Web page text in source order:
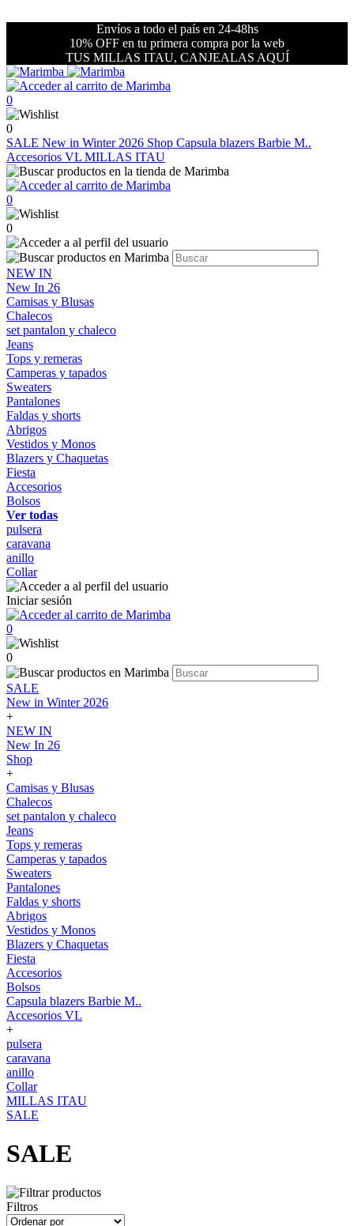
Envíos a todo el país en 24-48hs
10% OFF en tu primera compra por la web
TUS MILLAS ITAU, CANJEALAS AQUÍ
0
0
SALE New in Winter 2026 Shop Capsula blazers Barbie M..
Accesorios VL MILLAS ITAU
0
0
NEW IN
New In 26
Camisas y Blusas
Chalecos
set pantalon y chaleco
Jeans
Tops y remeras
Camperas y tapados
Sweaters
Pantalones
Faldas y shorts
Abrigos
Vestidos y Monos
Blazers y Chaquetas
Fiesta
Accesorios
Bolsos
Ver todas
pulsera
caravana
anillo
Collar
Iniciar sesión
0
0
SALE
New in Winter 2026
+
NEW IN
New In 26
Shop
+
Camisas y Blusas
Chalecos
set pantalon y chaleco
Jeans
Tops y remeras
Camperas y tapados
Sweaters
Pantalones
Faldas y shorts
Abrigos
Vestidos y Monos
Blazers y Chaquetas
Fiesta
Accesorios
Bolsos
Capsula blazers Barbie M..
Accesorios VL
+
pulsera
caravana
anillo
Collar
MILLAS ITAU
SALE
SALE
Filtros